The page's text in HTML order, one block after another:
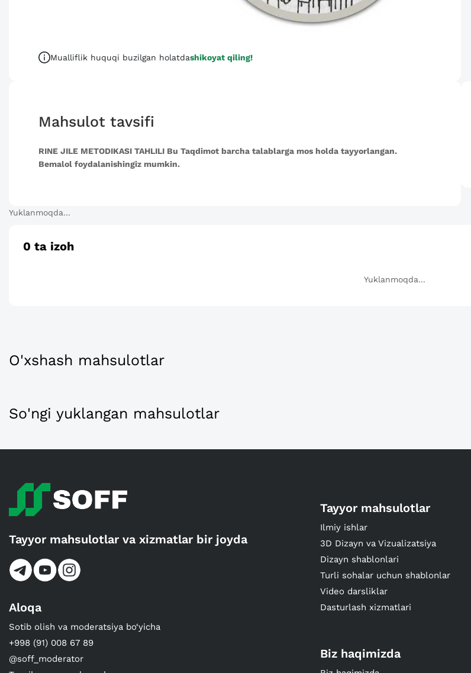
Mualliflik huquqi buzilgan holatdashikoyat qiling!
Mahsulot tavsifi
RINE JILE METODIKASI TAHLILI Bu Taqdimot barcha talablarga mos holda tayyorlangan.
Bemalol foydalanishingiz mumkin.
Yuklanmoqda...
0 ta izoh
Yuklanmoqda...
O'xshash mahsulotlar
So'ngi yuklangan mahsulotlar
Tayyor mahsulotlar va xizmatlar bir joyda
Aloqa
Sotib olish va moderatsiya bo‘yicha
+998 (91) 008 67 89
@soff_moderator
Tayyor mahsulotlar
Ilmiy ishlar
3D Dizayn va Vizualizatsiya
Dizayn shablonlari
Turli sohalar uchun shablonlar
Video darsliklar
Dasturlash xizmatlari
Biz haqimizda